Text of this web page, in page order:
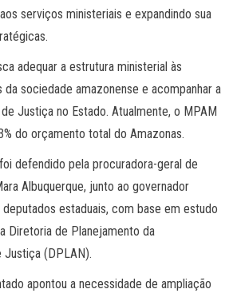
serviços ministeriais e expandindo sua
adequar a estrutura ministerial às
sociedade amazonense e acompanhar a
Justiça no Estado. Atualmente, o MPAM
do orçamento total do Amazonas.
defendido pela procuradora-geral de
Albuquerque, junto ao governador
estaduais, com base em estudo
Diretoria de Planejamento da
Justiça (DPLAN).
apontou a necessidade de ampliação